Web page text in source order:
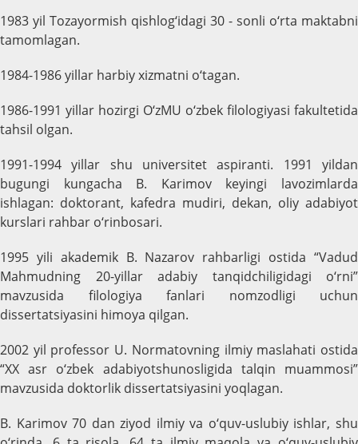
1983 yil Tozayormish qishlog‘idagi 30 - sonli o‘rta maktabni
tamomlagan.
1984-1986 yillar harbiy xizmatni o‘tagan.
1986-1991 yillar hozirgi O‘zMU o‘zbek filologiyasi fakultetida
tahsil olgan.
1991-1994 yillar shu universitet aspiranti. 1991 yildan
bugungi kungacha B. Karimov keyingi lavozimlarda
ishlagan: doktorant, kafedra mudiri, dekan, oliy adabiyot
kurslari rahbar o‘rinbosari.
1995 yili akademik B. Nazarov rahbarligi ostida “Vadud
Mahmudning 20-yillar adabiy tanqidchiligidagi o‘rni”
mavzusida filologiya fanlari nomzodligi uchun
dissertatsiyasini himoya qilgan.
2002 yil professor U. Normatovning ilmiy maslahati ostida
“XX asr o‘zbek adabiyotshunosligida talqin muammosi”
mavzusida doktorlik dissertatsiyasini yoqlagan.
B. Karimov 70 dan ziyod ilmiy va o‘quv-uslubiy ishlar, shu